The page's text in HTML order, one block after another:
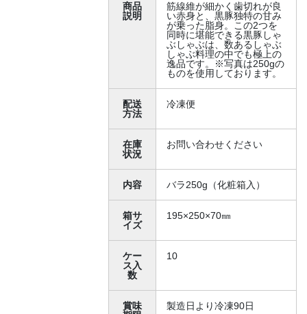
商品
説明
筋線維が細かく歯切れが良
い赤身と、黒豚独特の甘み
が乗った脂身。この2つを
同時に堪能できる黒豚しゃ
ぶしゃぶは、数あるしゃぶ
しゃぶ料理の中でも極上の
逸品です。※写真は250gの
ものを使用しております。
配送
方法
冷凍便
在庫
状況
お問い合わせください
内容 バラ250g（化粧箱入）
箱サ
イズ
195×250×70㎜
ケー
ス入
数
10
賞味
製造日より冷凍90日